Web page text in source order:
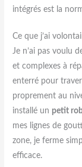
intégrés est la
Ce que j’ai
Je n’ai pas voulu
et complexes à
enterré pour
proprement au
installé un petit
mes lignes de
zone, je ferme
efficace.